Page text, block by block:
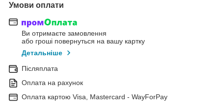
Умови оплати
Ви отримаєте замовлення
або гроші повернуться на вашу картку
Детальніше
Післяплата
Оплата на рахунок
Оплата картою Visa, Mastercard - WayForPay